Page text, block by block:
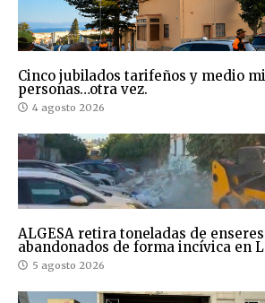
Cinco jubilados tarifeños y medio
personas…otra vez.
4 agosto 2026
ALGESA retira toneladas de
abandonados de forma incívica en
5 agosto 2026